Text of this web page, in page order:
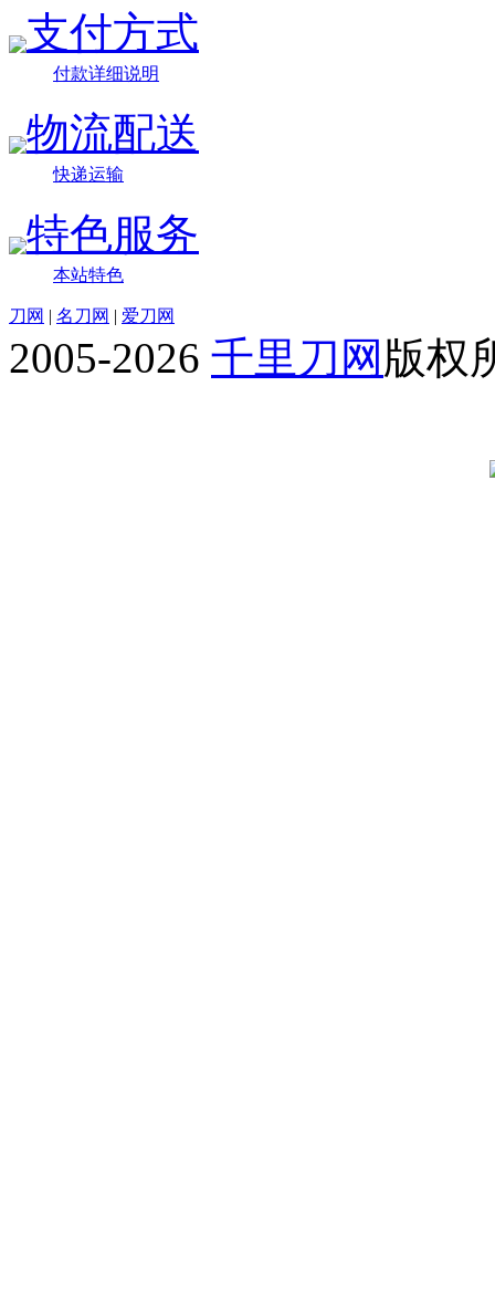
支付方式
付款详细说明
物流配送
快递运输
特色服务
本站特色
刀网 | 名刀网 | 爱刀网
2005-2026 千里刀网 版权